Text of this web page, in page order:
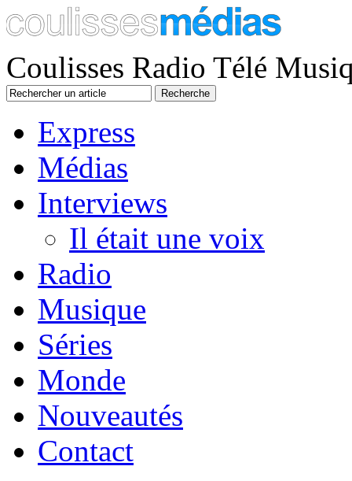
Coulisses Radio Télé
Express
Médias
Interviews
Il était une voix
Radio
Musique
Séries
Monde
Nouveautés
Contact